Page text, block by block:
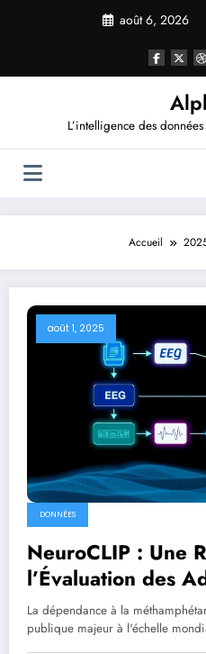
août 6, 2026
L’intelligence des
Accueil
août 1, 2025
DONNÉES
NeuroCLIP : Une
l’Évaluation des
l’Apprentissage
La dépendance à la
publique majeur à l'échelle